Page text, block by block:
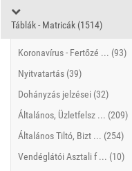
Táblák - Matricák (1514)
Koronavírus - Fertőzé ... (93)
Nyitvatartás (39)
Dohányzás jelzései (32)
Általános, Üzletfelsz ... (209)
Általános Tiltó, Bizt ... (254)
Vendéglátói Asztali f ... (10)